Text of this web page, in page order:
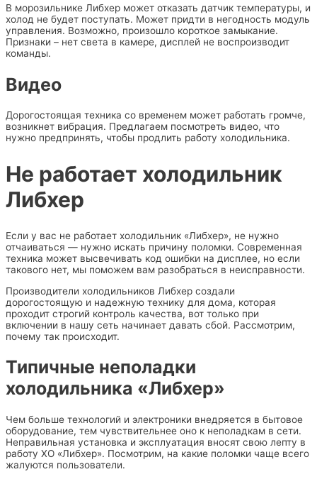
В морозильнике Либхер может отказать датчик температуры, и
холод не будет поступать. Может придти в негодность модуль
управления. Возможно, произошло короткое замыкание.
Признаки – нет света в камере, дисплей не воспроизводит
команды.
Видео
Дорогостоящая техника со временем может работать громче,
возникнет вибрация. Предлагаем посмотреть видео, что
нужно предпринять, чтобы продлить работу холодильника.
Не работает холодильник
Либхер
Если у вас не работает холодильник «Либхер», не нужно
отчаиваться — нужно искать причину поломки. Современная
техника может высвечивать код ошибки на дисплее, но если
такового нет, мы поможем вам разобраться в неисправности.
Производители холодильников Либхер создали
дорогостоящую и надежную технику для дома, которая
проходит строгий контроль качества, вот только при
включении в нашу сеть начинает давать сбой. Рассмотрим,
почему так происходит.
Типичные неполадки
холодильника «Либхер»
Чем больше технологий и электроники внедряется в бытовое
оборудование, тем чувствительнее оно к неполадкам в сети.
Неправильная установка и эксплуатация вносят свою лепту в
работу ХО «Либхер». Посмотрим, на какие поломки чаще всего
жалуются пользователи.